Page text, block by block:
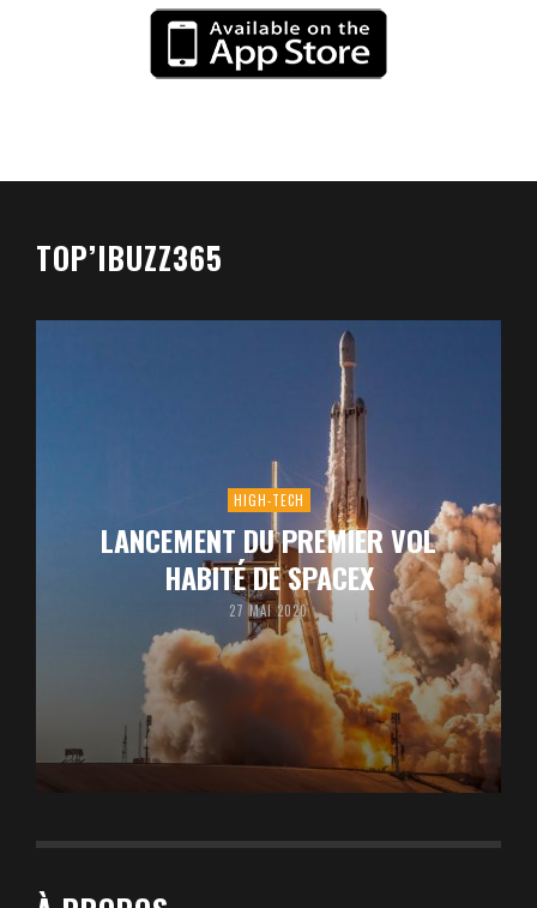
TOP’IBUZZ365
HIGH-TECH
LANCEMENT DU PREMIER VOL
HABITÉ DE SPACEX
27 MAI 2020